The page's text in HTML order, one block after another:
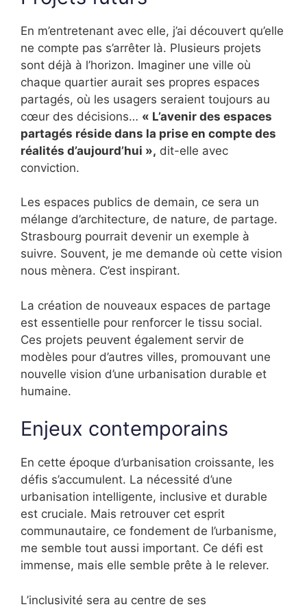
En m’entretenant avec elle, j’ai découvert qu’elle
ne compte pas s’arrêter là. Plusieurs projets
sont déjà à l’horizon. Imaginer une ville où
chaque quartier aurait ses propres espaces
partagés, où les usagers seraient toujours au
cœur des décisions… « L’avenir des espaces
partagés réside dans la prise en compte des
réalités d’aujourd’hui », dit-elle avec
conviction.
Les espaces publics de demain, ce sera un
mélange d’architecture, de nature, de partage.
Strasbourg pourrait devenir un exemple à
suivre. Souvent, je me demande où cette vision
nous mènera. C’est inspirant.
La création de nouveaux espaces de partage
est essentielle pour renforcer le tissu social.
Ces projets peuvent également servir de
modèles pour d’autres villes, promouvant une
nouvelle vision d’une urbanisation durable et
humaine.
Enjeux contemporains
En cette époque d’urbanisation croissante, les
défis s’accumulent. La nécessité d’une
urbanisation intelligente, inclusive et durable
est cruciale. Mais retrouver cet esprit
communautaire, ce fondement de l’urbanisme,
me semble tout aussi important. Ce défi est
immense, mais elle semble prête à le relever.
L’inclusivité sera au centre de ses